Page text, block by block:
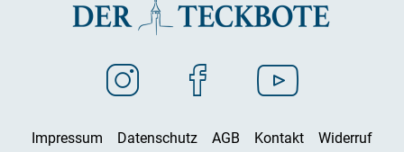
Impressum Datenschutz AGB Kontakt Widerruf